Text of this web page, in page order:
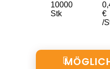
10000
Stk
€
/